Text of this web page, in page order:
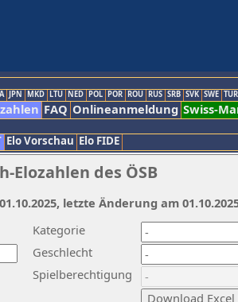
JPN MKD LTU NED POL POR ROU RUS SRB SVK SWE TUR
FAQ Onlineanmeldung Swiss-
Elo Vorschau Elo FIDE
des ÖSB
Kategorie
Geschlecht
Spielberechtigung
letzte Änderung am